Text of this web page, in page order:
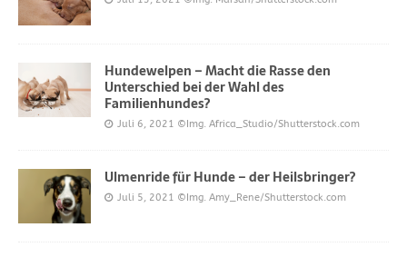
Hundewelpen – Macht die Rasse den
Unterschied bei der Wahl des
Familienhundes?
Juli 6, 2021 ©Img. Africa_Studio/Shutterstock.com
Ulmenride für Hunde – der Heilsbringer?
Juli 5, 2021 ©Img. Amy_Rene/Shutterstock.com